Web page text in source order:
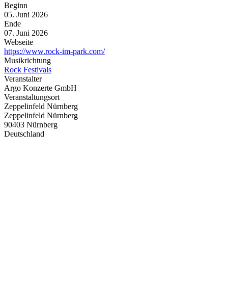
Beginn
05. Juni 2026
Ende
07. Juni 2026
Webseite
https://www.rock-im-park.com/
Musikrichtung
Rock Festivals
Veranstalter
Argo Konzerte GmbH
Veranstaltungsort
Zeppelinfeld Nürnberg
Zeppelinfeld Nürnberg
90403 Nürnberg
Deutschland